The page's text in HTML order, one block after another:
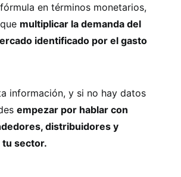
en términos monetarios,
multiplicar la demanda del
identificado por el gasto
información, y si no hay datos
empezar por hablar con
distribuidores y
sector.